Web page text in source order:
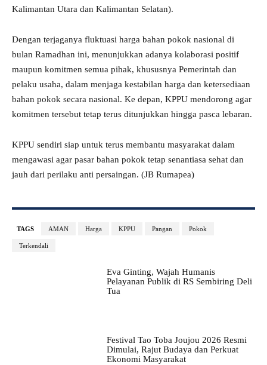
Kalimantan Utara dan Kalimantan Selatan).
Dengan terjaganya fluktuasi harga bahan pokok nasional di
bulan Ramadhan ini, menunjukkan adanya kolaborasi positif
maupun komitmen semua pihak, khususnya Pemerintah dan
pelaku usaha, dalam menjaga kestabilan harga dan ketersediaan
bahan pokok secara nasional. Ke depan, KPPU mendorong agar
komitmen tersebut tetap terus ditunjukkan hingga pasca lebaran.
KPPU sendiri siap untuk terus membantu masyarakat dalam
mengawasi agar pasar bahan pokok tetap senantiasa sehat dan
jauh dari perilaku anti persaingan. (JB Rumapea)
TAGS AMAN Harga KPPU Pangan Pokok
Terkendali
Eva Ginting, Wajah Humanis
Pelayanan Publik di RS Sembiring Deli
Tua
Festival Tao Toba Joujou 2026 Resmi
Dimulai, Rajut Budaya dan Perkuat
Ekonomi Masyarakat